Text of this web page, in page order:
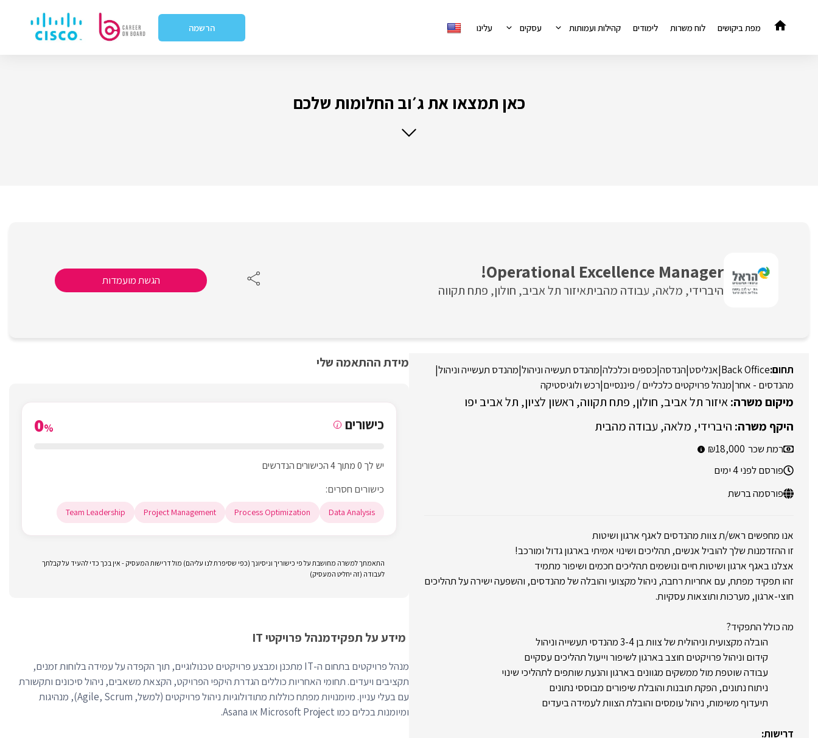
מפת ביקושים לוח משרות לימודים קהילות ועמותות עסקים עלינו הרשמה
כאן תמצאו את ג׳וב החלומות שלכם
Operational Excellence Manager!
היברידי מלאה עבודה מהביתאיזור תל אביב חולון פתח תקווה
הגשת מועמדות
Back Office
|אנליסט|הנדסה|כספים וכלכלה|מהנדס תעשיה וניהול|מהנדס תעשייה וניהול|
מהנדסים - אחר|מנהל פרויקטים כלכליים / פיננסיים|רכש ולוגיסטיקה
איזור תל אביב חולון פתח תקווה ראשון לציון תל אביב יפו
היברידי מלאה עבודה מהבית
רמת שכר 18,000
פורסם לפני 4 ימים
פורסמה ברשת
אנו מחפשים ראש/ת צוות מהנדסים לאגף ארגון ושיטות
זו ההזדמנות שלך להוביל אנשים, תהליכים ושינוי אמיתי בארגון גדול ומורכב!
אצלנו באגף ארגון ושיטות חיים ונושמים תהליכים חכמים ושיפור מתמיד
זהו תפקיד מפתח, עם אחריות רחבה, ניהול מקצועי והובלה של מהנדסים, והשפעה ישירה על תהליכים
חוצי-ארגון, מערכות ותוצאות עסקיות.
מה כולל התפקיד?
הובלה מקצועית וניהולית של צוות בן 3-4 מהנדסי תעשייה וניהול
קידום וניהול פרויקטים חוצב בארגון לשיפור וייעול תהליכים עסקיים
עבודה שוטפת מול ממשקים מגוונים בארגון והנעת שותפים לתהליכי שינוי
ניתוח נתונים, הפקת תובנות והובלת שיפורים מבוססי נתונים
תיעדוף משימות, ניהול עומסים והובלת הצוות לעמידה ביעדים
דרישות:
מידת ההתאמה שלי
כישורים i
0%
יש לך 0 מתוך 4 הכישורים הנדרשים
כישורים חסרים:
Data Analysis
Process Optimization
Project Management
Team Leadership
התאמתך למשרה מחושבת על פי כישוריך וניסיונך (כפי שסיפרת לנו עליהם) מול דרישות המעסיק - אין בכך כדי להעיד על קבלתך
לעבודה (זה יחליט המעסיק)
מידע על תפקידמנהל פרויקטי IT
מנהל פרויקטים בתחום ה-IT מתכנן ומבצע פרויקטים טכנולוגיים, תוך הקפדה על עמידה בלוחות זמנים,
תקציבים ויעדים. תחומי האחריות כוללים הגדרת היקפי הפרויקט, הקצאת משאבים, ניהול סיכונים ותקשורת
עם בעלי עניין. מיומנויות מפתח כוללות מתודולוגיות ניהול פרויקטים (למשל, Agile, Scrum), מנהיגות
ומיומנות בכלים כמו Microsoft Project או Asana.